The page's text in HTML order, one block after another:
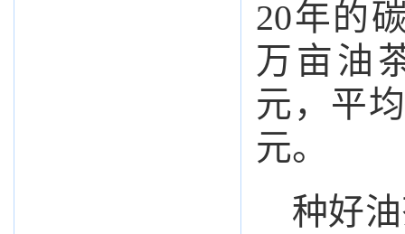
20年的
万亩油
元，平
元。
种好